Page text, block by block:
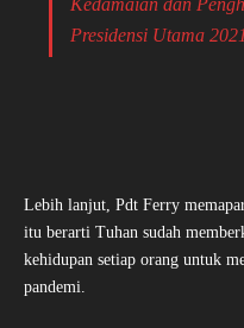
Presidensi Utama 2021
Lebih lanjut, Pdt Ferry
itu berarti Tuhan sudah
kehidupan setiap orang untuk
pandemi.